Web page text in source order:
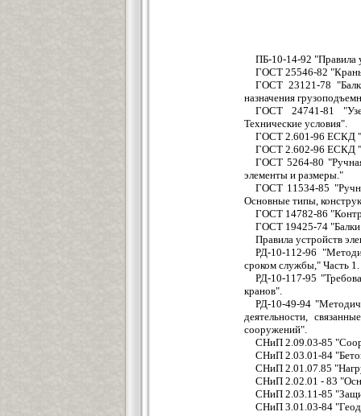
ПБ-10-14-92 "Правила
ГОСТ 25546-82
ГОСТ 23121-78
назначения
ГОСТ 24741-81
Технические условия".
ГОСТ 2.601-96 ЕСКД
ГОСТ 2.602-96 ЕСКД
ГОСТ 5264-80
элементы и размеры."
ГОСТ 11534-85
Основные типы,
ГОСТ 14782-86
ГОСТ 19425-74 "Балки
Правила устройств
РД-10-112-96
сроком службы," Часть
РД-10-117-95
кранов".
РД-10-49-94
деятельности,
сооружений".
СНиП 2.09.03-85
СНиП 2.03.01-84
СНиП 2.01.07.85
СНиП 2.02.01 - 83
СНиП 2.03.11-85
СНиП 3.01.03-84